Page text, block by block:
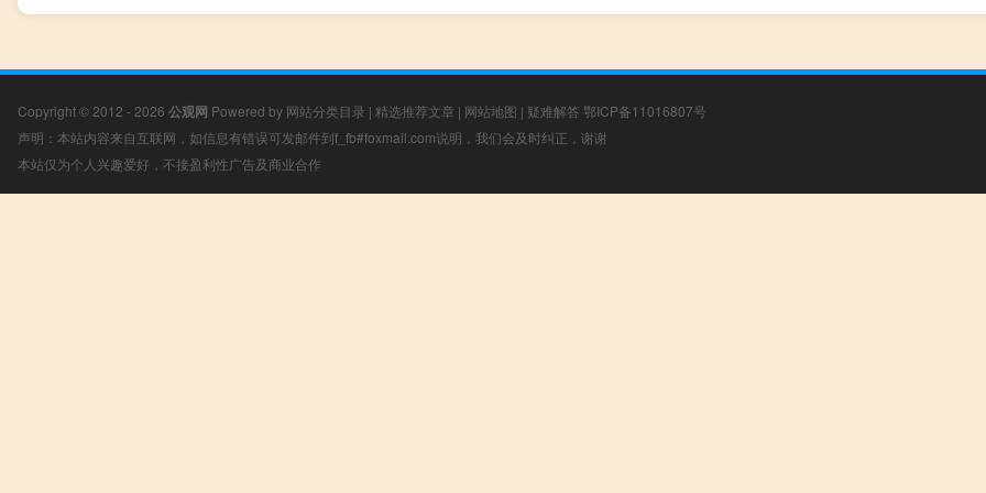
Copyright © 2012 - 2026 公观网 Powered by 网站分类目录 | 精选推荐文章 | 网站地图 | 疑难解答 鄂ICP备11016807号
声明：本站内容来自互联网，如信息有错误可发邮件到f_fb#foxmail.com说明，我们会及时纠正，谢谢
本站仅为个人兴趣爱好，不接盈利性广告及商业合作